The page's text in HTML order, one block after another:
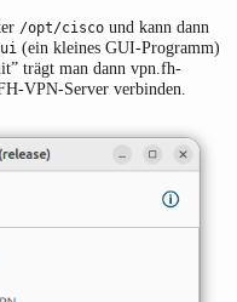
/opt/cisco und kann dann
(ein kleines GUI-Programm)
trägt man dann vpn.fh-
VPN-Server verbinden.